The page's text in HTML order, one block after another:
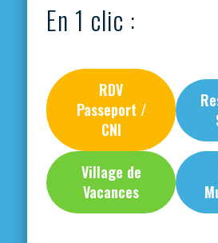
En 1 clic :
RDV
Passeport /
CNI
Village de
Vacances